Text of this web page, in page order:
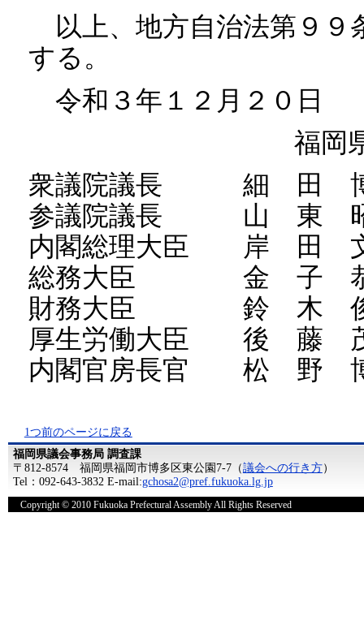
以上、地方自治法第９９
する。
令和３年１２月２０日
福
衆議院議長 細 田
参議院議長 山 東
内閣総理大臣 岸 田
総務大臣 金 子
財務大臣 鈴 木
厚生労働大臣 後 藤
内閣官房長官 松 野
1つ前のページに戻る
福岡県議会事務局 調査課
〒812-8574 福岡県福岡市博多区東公園7-7（議会への行き方）
Tel：092-643-3832 E-mail:gchosa2@pref.fukuoka.lg.jp
Copyright © 2010 Fukuoka Prefectural Assembly All Rights Reserved